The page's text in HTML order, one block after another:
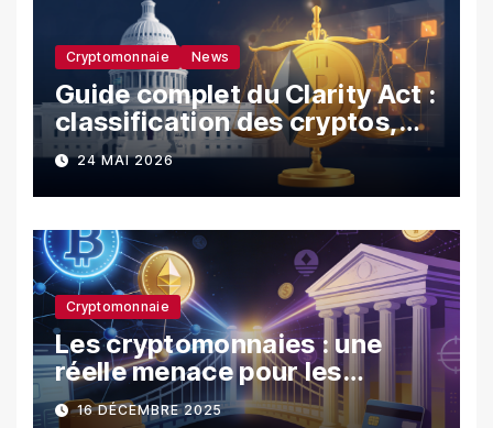
Cryptomonnaie News
Guide complet du Clarity Act :
classification des cryptos,
SEC vs CFTC, et impacts sur
les investisseurs
24 MAI 2026
Cryptomonnaie
Les cryptomonnaies : une
réelle menace pour les
banques ?
16 DÉCEMBRE 2025